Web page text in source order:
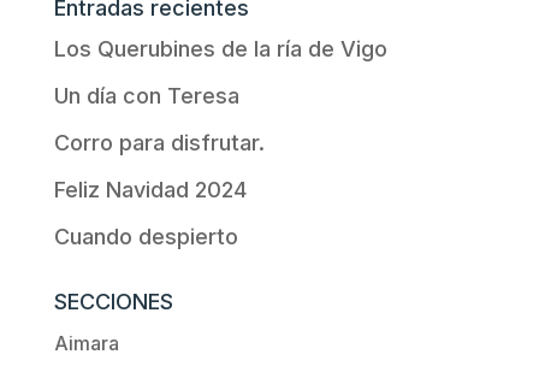
Entradas recientes
Los Querubines de la ría de Vigo
Un día con Teresa
Corro para disfrutar.
Feliz Navidad 2024
Cuando despierto
SECCIONES
Aimara